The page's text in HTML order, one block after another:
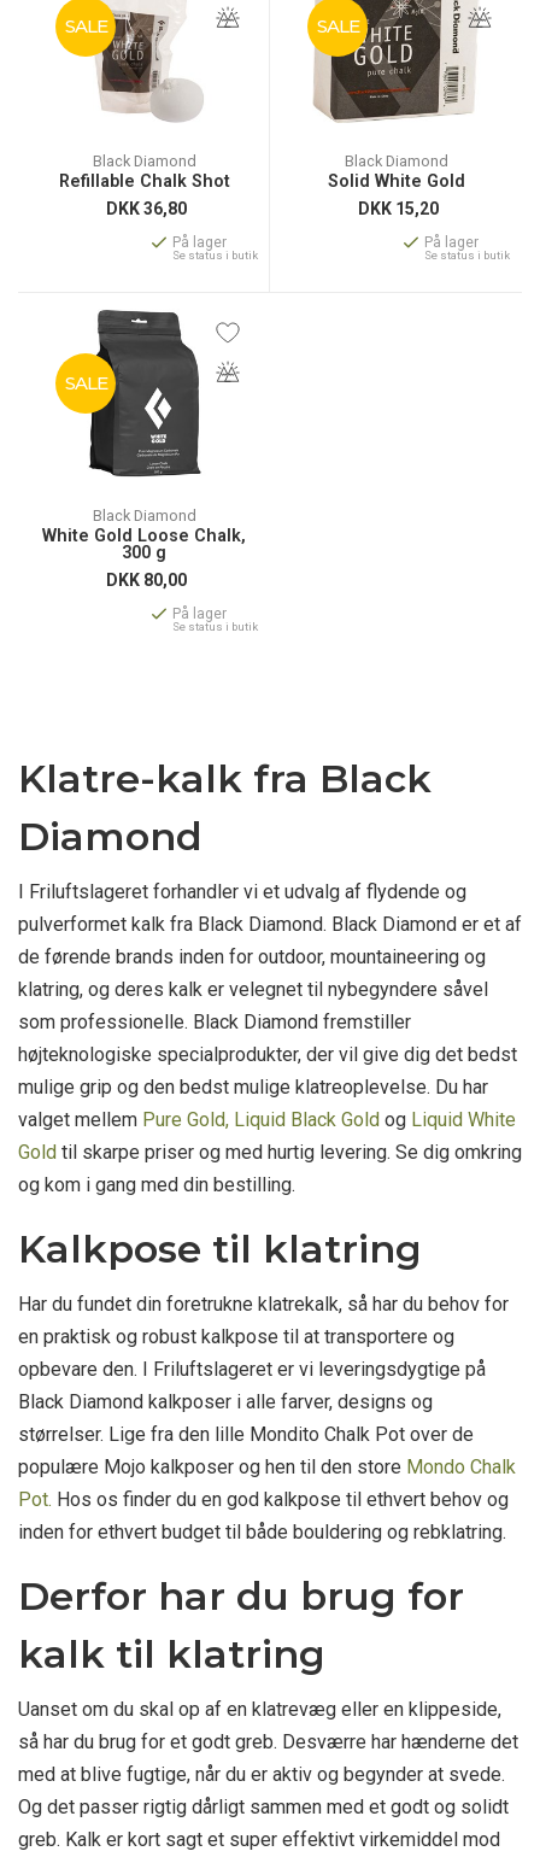
SALE
Black Diamond
Refillable Chalk Shot
DKK36,80
På lager
Se status i butik
SALE
Black Diamond
Solid White Gold
DKK 15,20
På lager
Se status i butik
SALE
Black Diamond
White Gold Loose Chalk,
300 g
DKK 80,00
På lager
Se status i butik
Klatre-kalk fra Black
Diamond
I Friluftslageret forhandler vi et udvalg af flydende og
pulverformet kalk fra Black Diamond. Black Diamond er et af
de førende brands inden for outdoor, mountaineering og
klatring, og deres kalk er velegnet til nybegyndere såvel
som professionelle. Black Diamond fremstiller
højteknologiske specialprodukter, der vil give dig det bedst
mulige grip og den bedst mulige klatreoplevelse. Du har
valget mellem Pure Gold, Liquid Black Gold og Liquid White
Gold til skarpe priser og med hurtig levering. Se dig omkring
og kom i gang med din bestilling.
Kalkpose til klatring
Har du fundet din foretrukne klatrekalk, så har du behov for
en praktisk og robust kalkpose til at transportere og
opbevare den. I Friluftslageret er vi leveringsdygtige på
Black Diamond kalkposer i alle farver, designs og
størrelser. Lige fra den lille Mondito Chalk Pot over de
populære Mojo kalkposer og hen til den store Mondo Chalk
Pot. Hos os finder du en god kalkpose til ethvert behov og
inden for ethvert budget til både bouldering og rebklatring.
Derfor har du brug for
kalk til klatring
Uanset om du skal op af en klatrevæg eller en klippeside,
så har du brug for et godt greb. Desværre har hænderne det
med at blive fugtige, når du er aktiv og begynder at svede.
Og det passer rigtig dårligt sammen med et godt og solidt
greb. Kalk er kort sagt et super effektivt virkemiddel mod